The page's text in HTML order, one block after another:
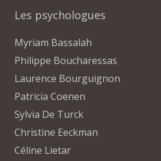
Les psychologues
Myriam Bassalah
Philippe Boucharessas
Laurence Bourguignon
Patricia Coenen
Sylvia De Turck
Christine Eeckman
Céline Lietar